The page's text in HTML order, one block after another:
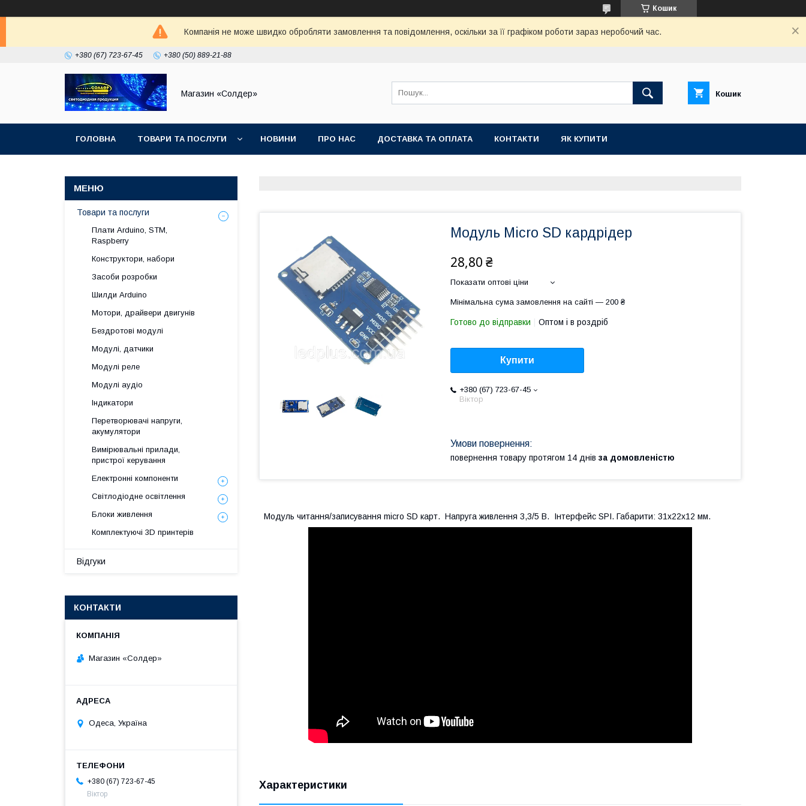
Кошик
Компанія не може швидко обробляти замовлення та повідомлення, оскільки за її графіком роботи зараз неробочий час.
+380 (67) 723-67-45 +380 (50) 889-21-88
Магазин «Солдер» Кошик
ГОЛОВНА ТОВАРИ ТА ПОСЛУГИ НОВИНИ ПРО НАС ДОСТАВКА ТА ОПЛАТА КОНТАКТИ ЯК КУПИТИ
Модуль Micro SD кардрідер
28,80 ₴
Показати оптові ціни
Мінімальна сума замовлення на сайті — 200 ₴
Готово до відправки Оптом і в роздріб
Купити
+380 (67) 723-67-45
Віктор
повернення товару протягом 14 днів за домовленістю
Модуль читання/записування micro SD карт. Напруга живлення 3,3/5 В. Інтерфейс SPI. Габарити: 31х22х12 мм.
Характеристики
Товари та послуги
Плати Arduino, STM,
Raspberry
Конструктори, набори
Засоби розробки
Шилди Arduino
Мотори, драйвери двигунів
Бездротові модулі
Модулі, датчики
Модулі реле
Модулі аудіо
Індикатори
Перетворювачі напруги,
акумулятори
Вимірювальні прилади,
пристрої керування
Електронні компоненти
Світлодіодне освітлення
Блоки живлення
Комплектуючі 3D принтерів
Відгуки
КОНТАКТИ
Магазин «Солдер»
Одеса, Україна
+380 (67) 723-67-45
Віктор